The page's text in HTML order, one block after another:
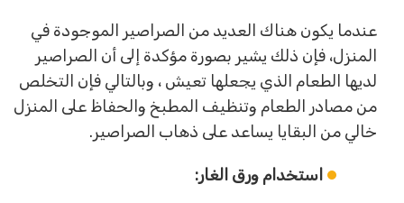
عندما يكون هناك العديد من الصراصير الموجودة في
المنزل، فإن ذلك يشير بصورة مؤكدة إلى أن الصراصير
لديها الطعام الذي يجعلها تعيش ، وبالتالي فإن التخلص
من مصادر الطعام وتنظيف المطبخ والحفاظ على المنزل
خالي من البقايا يساعد على ذهاب الصراصير.
استخدام ورق الغار: